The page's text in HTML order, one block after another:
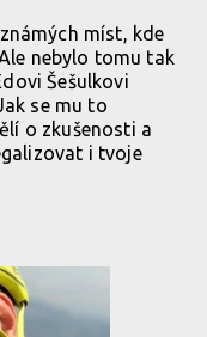
míst, kde
nebylo tomu tak
Šešulkovi
se mu to
o zkušenosti a
i tvoje